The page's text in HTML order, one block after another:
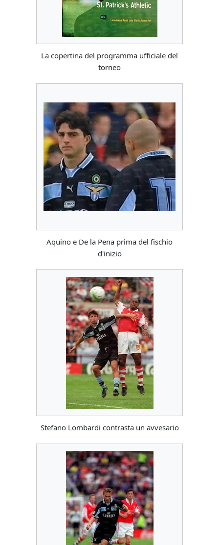
La copertina del programma ufficiale del
torneo
Aquino e De la Pena prima del fischio
d'inizio
Stefano Lombardi contrasta un avvesario